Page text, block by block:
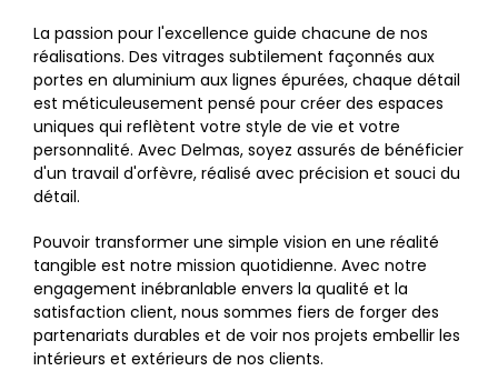
La passion pour l'excellence guide chacune de nos
réalisations. Des vitrages subtilement façonnés aux
portes en aluminium aux lignes épurées, chaque détail
est méticuleusement pensé pour créer des espaces
uniques qui reflètent votre style de vie et votre
personnalité. Avec Delmas, soyez assurés de bénéficier
d'un travail d'orfèvre, réalisé avec précision et souci du
détail.
Pouvoir transformer une simple vision en une réalité
tangible est notre mission quotidienne. Avec notre
engagement inébranlable envers la qualité et la
satisfaction client, nous sommes fiers de forger des
partenariats durables et de voir nos projets embellir les
intérieurs et extérieurs de nos clients.